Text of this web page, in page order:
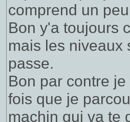
comprend un
Bon y'a toujours
mais les niveaux
passe.
Bon par contre
fois que je
machin qui va te